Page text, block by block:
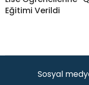
Eğitimi Verildi
Sosyal